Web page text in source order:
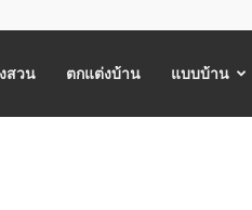
สวน ตกแต่งบ้าน แบบบ้าน